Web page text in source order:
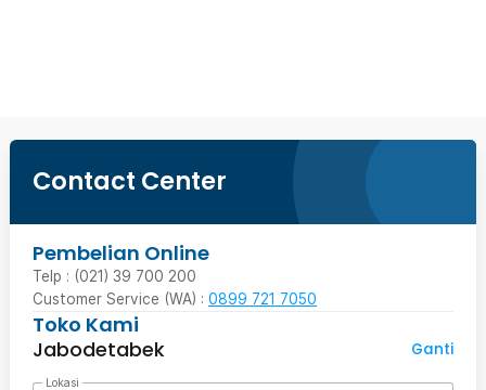
Contact Center
Pembelian Online
Telp : (021) 39 700 200
Customer Service (WA) : 0899 721 7050
Toko Kami
Jabodetabek
Ganti
Lokasi